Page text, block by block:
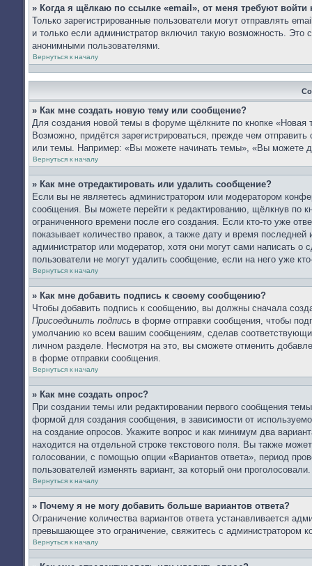
» Когда я щёлкаю по ссылке «email», от меня требуют
Только зарегистрированные пользователи могут отправлять
и только если администратор включил такую возможность. Это
анонимными пользователями.
Вернуться к началу
» Как мне создать новую тему или сообщение?
Для создания новой темы в форуме щёлкните по кнопке
Возможно, придётся зарегистрироваться, прежде чем
или темы. Например: «Вы можете начинать темы», «Вы можете
Вернуться к началу
» Как мне отредактировать или удалить сообщение?
Если вы не являетесь администратором или модератором
сообщения. Вы можете перейти к редактированию, щёлкнув по
ограниченного времени после его создания. Если кто-то уже
показывает количество правок, а также дату и время
администратор или модератор, хотя они могут сами написать
пользователи не могут удалить сообщение, если на него уже
Вернуться к началу
» Как мне добавить подпись к своему сообщению?
Чтобы добавить подпись к сообщению, вы должны сначала
Присоединить подпись в форме отправки сообщения, чтобы
умолчанию ко всем вашим сообщениям, сделав
личном разделе. Несмотря на это, вы сможете отменить
в форме отправки сообщения.
Вернуться к началу
» Как мне создать опрос?
При создании темы или редактировании первого сообщения
формой для создания сообщения, в зависимости от
на создание опросов. Укажите вопрос и как минимум два
находится на отдельной строке текстового поля. Вы также
голосовании, с помощью опции «Вариантов ответа», период
пользователей изменять вариант, за который они проголосовали.
Вернуться к началу
» Почему я не могу добавить больше вариантов ответа?
Ограничение количества вариантов ответа устанавливается
превышающее это ограничение, свяжитесь с администратором
Вернуться к началу